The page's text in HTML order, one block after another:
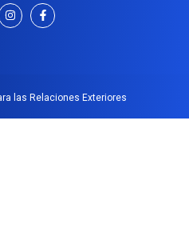
las Relaciones Exteriores